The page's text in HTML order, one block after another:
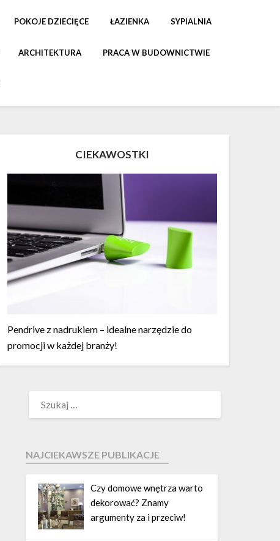
POKOJE DZIECIĘCE ŁAZIENKA SYPIALNIA
ARCHITEKTURA PRACA W BUDOWNICTWIE
CIEKAWOSTKI
Pendrive z nadrukiem – idealne narzędzie do
promocji w każdej branży!
NAJCIEKAWSZE PUBLIKACJE
Czy domowe wnętrza warto
dekorować? Znamy
argumenty za i przeciw!